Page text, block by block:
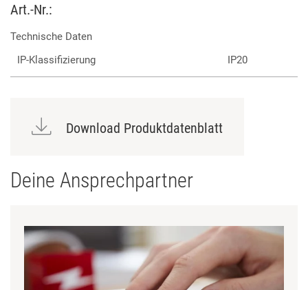
Art.-Nr.:
Technische Daten
IP-Klassifizierung
IP20
Download Produktdatenblatt
Deine Ansprechpartner